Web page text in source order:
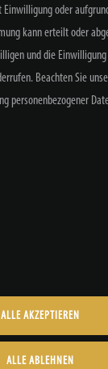
Widerrufs­formular
oder
kann erteilt oder
und die
Beachten Sie
personenbezogener
ALLE AKZEPTIEREN
ALLE ABLEHNEN